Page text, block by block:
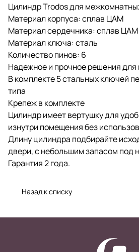
Цилиндр Trodos для
Материал корпуса: сплав ЦАМ
Материал сердечника: сплав ЦАМ
Материал ключа: сталь
Количество пинов: 6
Надежное и прочное решения для
В комплекте 5 стальных ключей
типа
Крепеж в комплекте
Цилиндр имеет вертушку для
изнутри помещения без
Длину цилиндра подбирайте
двери, с небольшим запасом под
Гарантия 2 года.
Назад к списку